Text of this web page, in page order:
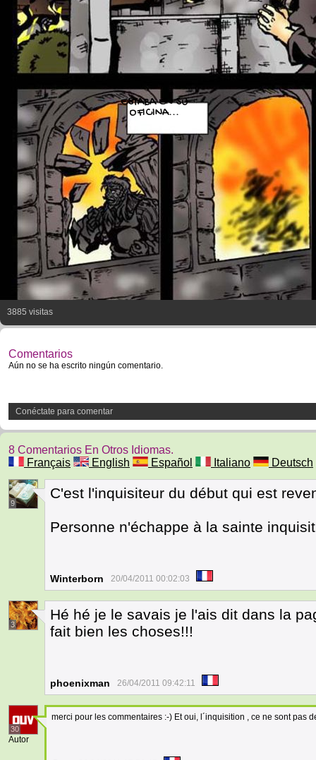
ESTABA EN SU
OFICINA...
3885 visitas
Comentarios
Aún no se ha escrito ningún comentario.
Conéctate para comentar
8 Comentarios En Otros Idiomas.
Français
English Español Italiano Deutsch
9
C'est l'inquisiteur du début qui est
Personne n'échappe à la sainte
Winterborn 20/04/2011 00:02:03
3
Hé hé je le savais je l'ais dit dans la
fait bien les choses!!!
phoenixman 26/04/2011 09:42:11
30
Autor
merci pour les commentaires :-) Et oui, l´inquisition , ce ne sont pas